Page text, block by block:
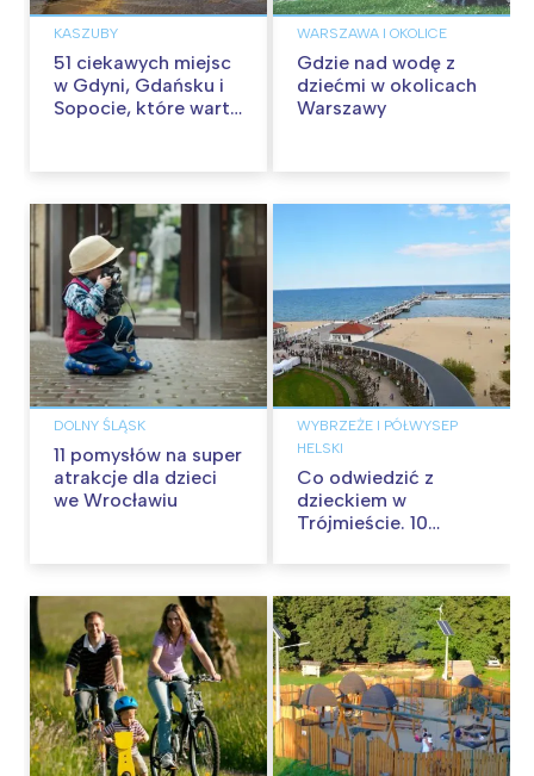
KASZUBY
51 ciekawych miejsc
w Gdyni, Gdańsku i
Sopocie, które warto
WARSZAWA I OKOLICE
Gdzie nad wodę z
dziećmi w okolicach
Warszawy
DOLNY ŚLĄSK
11 pomysłów na super
atrakcje dla dzieci
we Wrocławiu
WYBRZEŻE I PÓŁWYSEP
HELSKI
Co odwiedzić z
dzieckiem w
Trójmieście. 10